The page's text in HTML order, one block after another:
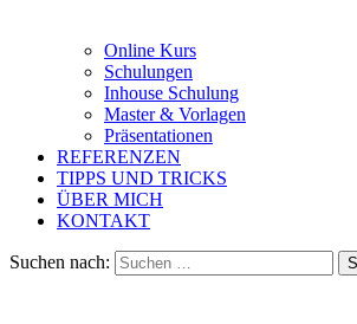
Online Kurs
Schulungen
Inhouse Schulung
Master & Vorlagen
Präsentationen
REFERENZEN
TIPPS UND TRICKS
ÜBER MICH
KONTAKT
Suchen nach: